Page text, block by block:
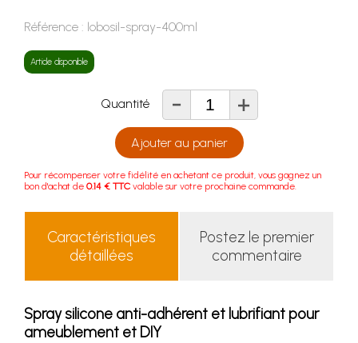
Référence : lobosil-spray-400ml
Article disponible
Quantité - +
Ajouter au panier
Pour récompenser votre fidélité en achetant ce produit, vous gagnez un
bon d'achat de 0.14 € TTC valable sur votre prochaine commande.
Caractéristiques
détaillées
Postez le premier
commentaire
Spray silicone anti-adhérent et lubrifiant pour
ameublement et DIY